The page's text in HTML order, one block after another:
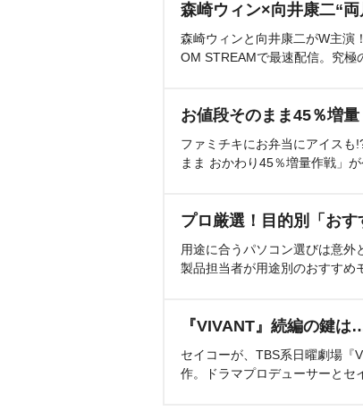
森崎ウィン×向井康二“
森崎ウィンと向井康二がW主演
OM STREAMで最速配信。究極
お値段そのまま45％増
ファミチキにお弁当にアイスも
まま おかわり45％増量作戦」
プロ厳選！目的別「おす
用途に合うパソコン選びは意
製品担当者が用途別のおすすめ
『VIVANT』続編の鍵
セイコーが、TBS系日曜劇場『
作。ドラマプロデューサーとセ